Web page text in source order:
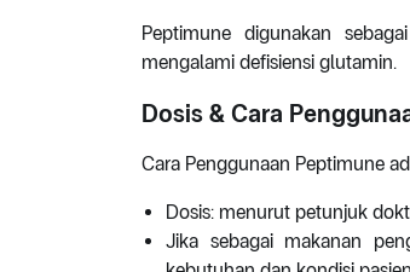
Peptimune digunakan
mengalami defisiensi glutamin.
Dosis & Cara
Cara Penggunaan Peptimune
Dosis: menurut petunjuk
Jika sebagai makanan